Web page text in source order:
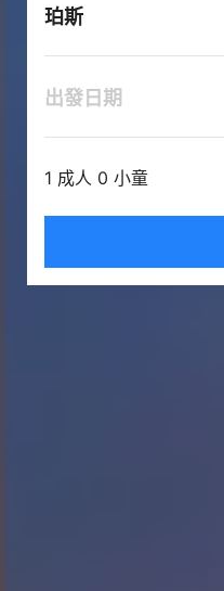
珀斯
出發日期
1 成人 0 小童